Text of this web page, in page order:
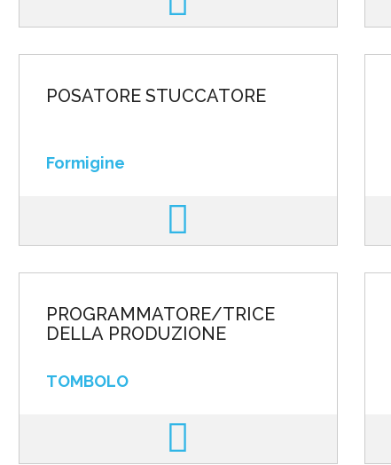
POSATORE STUCCATORE
Formigine
PROGRAMMATORE/TRICE
DELLA PRODUZIONE
TOMBOLO